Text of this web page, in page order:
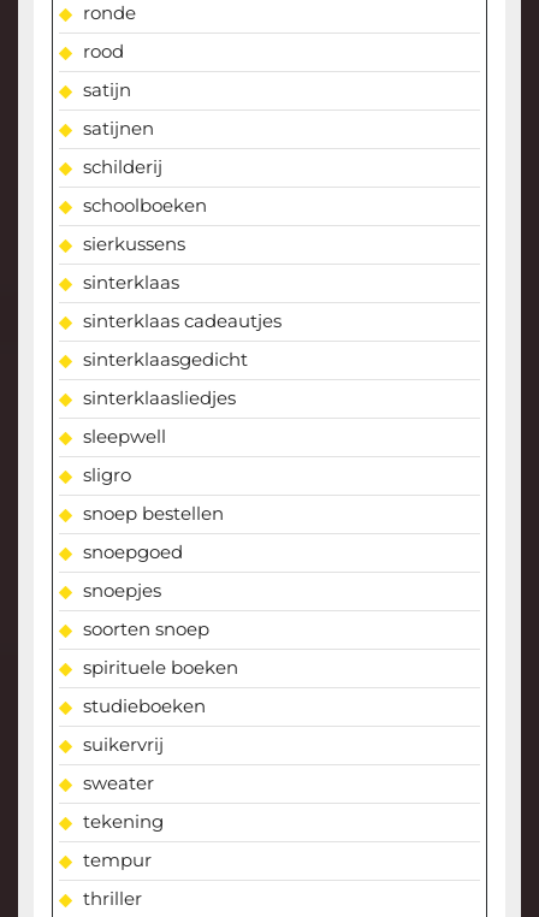
ronde
rood
satijn
satijnen
schilderij
schoolboeken
sierkussens
sinterklaas
sinterklaas cadeautjes
sinterklaasgedicht
sinterklaasliedjes
sleepwell
sligro
snoep bestellen
snoepgoed
snoepjes
soorten snoep
spirituele boeken
studieboeken
suikervrij
sweater
tekening
tempur
thriller